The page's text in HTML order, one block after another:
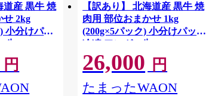
道産 黒牛 焼
せ 2kg
小分けパッ
牛
円
【訳あり】 北海道産 黒牛 焼
肉用 部位おまかせ 1kg
(200g×5パック) 小分けパック
冷凍 アンガス牛
26,000 円
たまったWAON